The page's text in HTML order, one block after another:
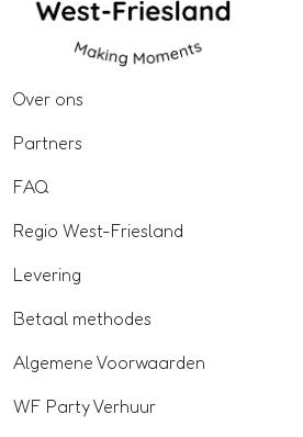
Over ons
Partners
FAQ
Regio West-Friesland
Levering
Betaal methodes
Algemene Voorwaarden
WF Party Verhuur